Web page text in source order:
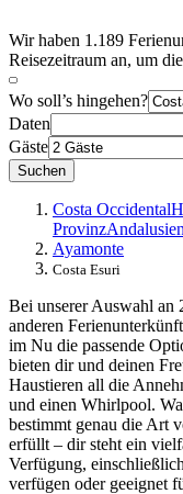
Wir haben 1.189
Reisezeitraum an, um
Wo soll’s hingehen?
Daten
Gäste
Suchen
Costa Occidental
ProvinzAndalusien
Ayamonte
Costa Esuri
Bei unserer Auswahl an
anderen
im Nu die passende
bieten dir und deinen
Haustieren all die
und einen Whirlpool.
bestimmt genau die Art
erfüllt – dir steht ein
Verfügung,
verfügen oder geeignet